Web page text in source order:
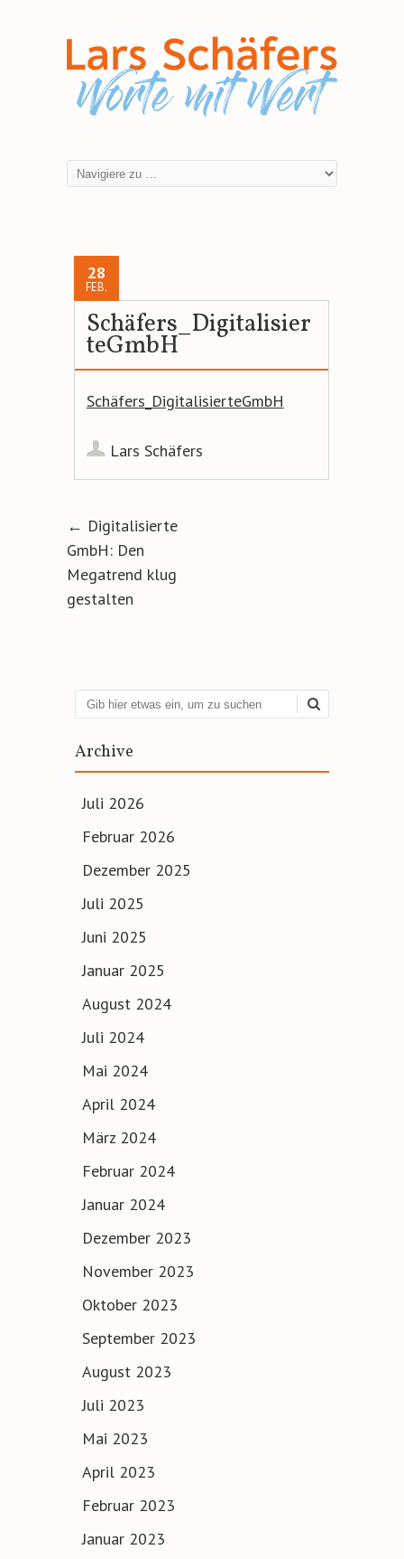
28
FEB.
Schäfers_Digitalisier
teGmbH
Schäfers_DigitalisierteGmbH
Lars Schäfers
Artikel-Navigation
← Digitalisierte
GmbH: Den
Megatrend klug
gestalten
Suchen
Archive
Juli 2026
Februar 2026
Dezember 2025
Juli 2025
Juni 2025
Januar 2025
August 2024
Juli 2024
Mai 2024
April 2024
März 2024
Februar 2024
Januar 2024
Dezember 2023
November 2023
Oktober 2023
September 2023
August 2023
Juli 2023
Mai 2023
April 2023
Februar 2023
Januar 2023